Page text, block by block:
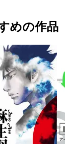
めの作品